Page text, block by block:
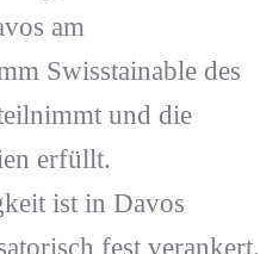
am
Swisstainable des
und die
erfüllt.
ist in Davos
fest verankert.